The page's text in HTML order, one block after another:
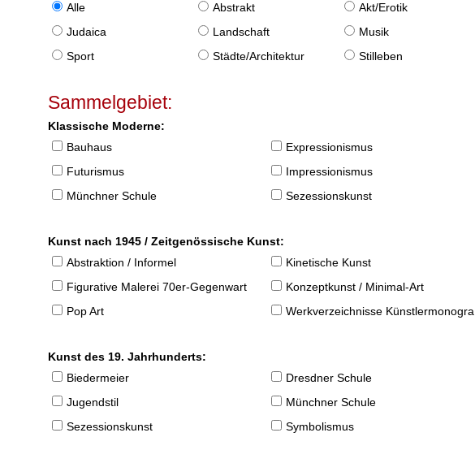
Alle Abstrakt Akt/Erotik
Judaica
Landschaft Musik
Sport
Städte/Architektur Stilleben
Sammelgebiet:
Klassische Moderne:
Bauhaus
Expressionismus
Futurismus
Impressionismus
Münchner Schule
Sezessionskunst
Kunst nach 1945 / Zeitgenössische Kunst:
Abstraktion / Informel
Kinetische Kunst
Figurative Malerei 70er-Gegenwart
Konzeptkunst / Minimal-Art
Pop Art
Werkverzeichnisse Künstlermonographien
Kunst des 19. Jahrhunderts:
Biedermeier
Dresdner Schule
Jugendstil
Münchner Schule
Sezessionskunst
Symbolismus